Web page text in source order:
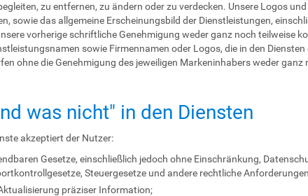
zu entfernen, zu ändern oder zu verdecken. Unsere Logos
sowie das allgemeine Erscheinungsbild der Dienstleistungen,
vorherige schriftliche Genehmigung weder ganz noch teilweise
sowie Firmennamen oder Logos, die in den
ohne die Genehmigung des jeweiligen Markeninhabers weder
was nicht" in den Diensten
akzeptiert der Nutzer:
Gesetze, einschließlich jedoch ohne Einschränkung,
Steuergesetze und andere rechtliche
präziser Information;